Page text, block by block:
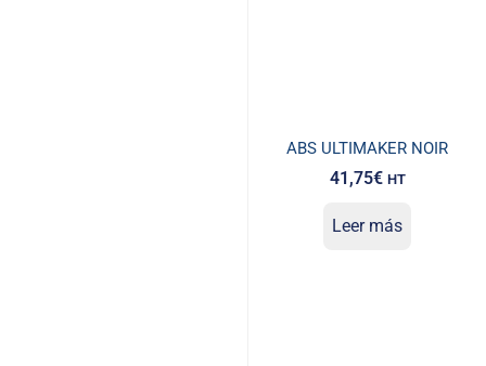
ABS ULTIMAKER NOIR
41,75€ HT
Leer más